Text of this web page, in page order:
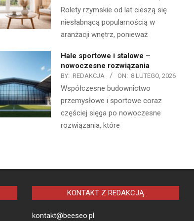
Rolety rzymskie od lat cieszą się
niesłabnącą popularnością w
aranżacji wnętrz, ponieważ
Hale sportowe i stalowe –
nowoczesne rozwiązania
BY: REDAKCJA ON: 8 LUTEGO, 2026
Współczesne budownictwo
przemysłowe i sportowe coraz
częściej sięga po nowoczesne
rozwiązania, które
KONTAKT Z REDAKCJĄ
kontakt@beeseo.pl